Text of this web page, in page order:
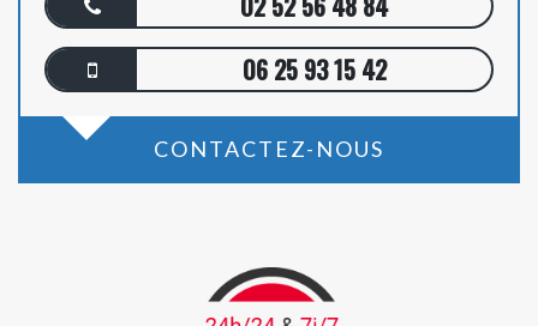
06 25 93 15 42
CONTACTEZ-NOUS